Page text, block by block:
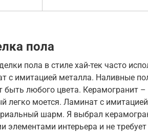
пола
пола в стиле хай-тек часто
с имитацией металла. Наливные
быть любого цвета. Керамогранит
легко моется. Ламинат с
шарм. Я выбрал
элементами интерьера и не